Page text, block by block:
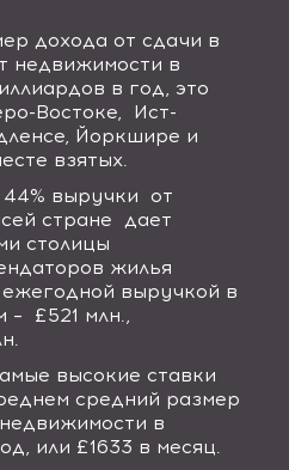
дохода от сдачи в
недвижимости в
в год, это
Востоке, Ист-
Йоркшире и
взятых.
выручки от
стране дает
столицы
жилья
выручкой в
– £521 млн.,
высокие ставки
средний размер
в
или £1633 в месяц.